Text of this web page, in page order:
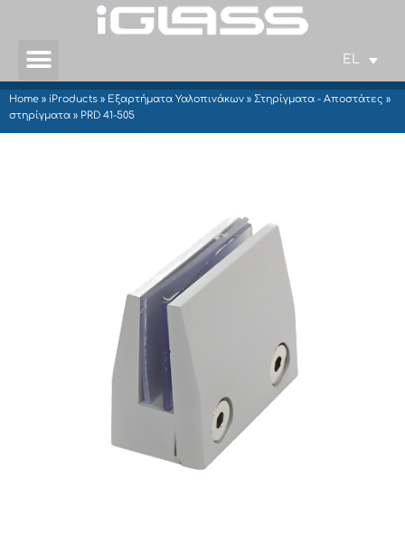
EL
Home » iProducts » Εξαρτήματα Υαλοπινάκων » Στηρίγματα - Αποστάτες »
στηρίγματα » PRD 41-505